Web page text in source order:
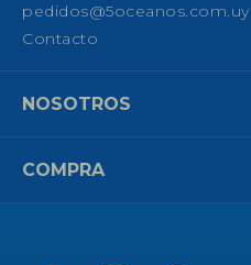
pedidos@5oceanos.com.uy
Contacto
NOSOTROS
COMPRA